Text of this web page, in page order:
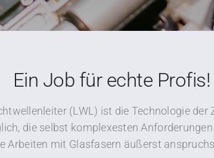
Ein Job für echte Profis!
(LWL) ist die Technologie
die selbst komplexesten
Arbeiten mit Glasfasern äußerst